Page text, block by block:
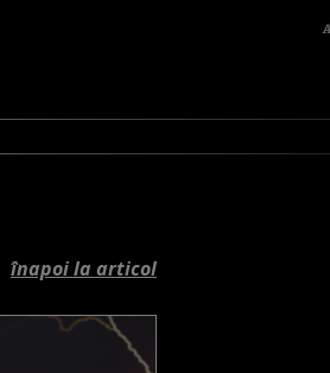
înapoi la articol